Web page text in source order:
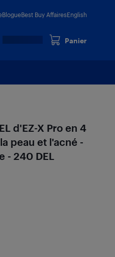
BlogueBest Buy AffairesEnglish
Panier
d'EZ-X Pro en 4
peau et l'acné -
- 240 DEL